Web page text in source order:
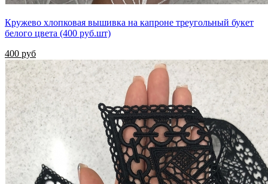
Кружево хлопковая вышивка на капроне треугольный букет
белого цвета (400 руб.шт)
400 руб